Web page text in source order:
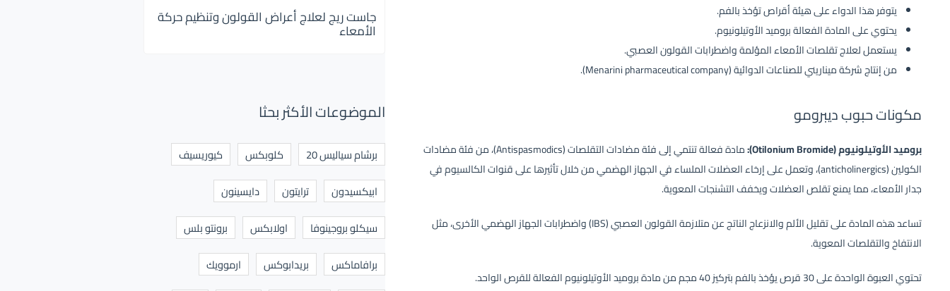
يتوفر هذا الدواء على هيئة أقراص تؤخذ بالفم.
يحتوي على المادة الفعالة بروميد الأوتيلونيوم.
يستعمل لعلاج تقلصات الأمعاء المؤلمة واضطرابات القولون العصبي.
من إنتاج شركة ميناريني للصناعات الدوائية (Menarini pharmaceutical company).
مكونات حبوب ديبرومو
بروميد الأوتيلونيوم (Otilonium Bromide):
مادة فعالة تنتمي إلى فئة مضادات التقلصات (Antispasmodics)، من فئة مضادات
الكولين (anticholinergics)، وتعمل على إرخاء العضلات الملساء في الجهاز الهضمي من خلال تأثيرها على قنوات الكالسيوم في
جدار الأمعاء، مما يمنع تقلص العضلات ويخفف التشنجات المعوية.
تساعد هذه المادة على تقليل الألم والانزعاج الناتج عن متلازمة القولون العصبي (IBS) واضطرابات الجهاز الهضمي الأخرى، مثل
الانتفاخ والتقلصات المعوية.
تحتوي العبوة الواحدة على 30 قرص يؤخذ بالفم بتركيز 40 مجم من مادة بروميد الأوتيلونيوم الفعالة للقرص الواحد.
جاست ريج لعلاج أعراض القولون وتنظيم حركة
الأمعاء
الموضوعات الأكثر بحثا
برشام سياليس 20 كلوبكس
كيوريسيف
ابيكسيدون
ترايتون
دايسينون
سيكلو بروجينوفا
اولابكس
برونتو بلس
برافاماكس
بريدابوكس
ارموويك